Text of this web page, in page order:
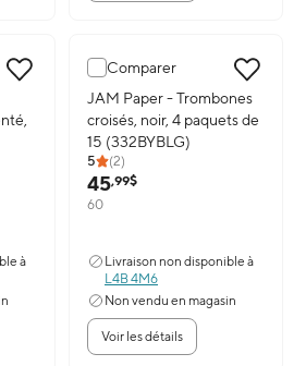
- Trombones spiralés, couleur argenté,
à
Comparer
Image du produit: JAM Paper -
JAM Paper - Trombones
croisés, noir, 4 paquets de
15 (332BYBLG)
5 (2)
45,99$
60
Livraison non disponible à
L4B 4M6
Non vendu en magasin
Voir les détails